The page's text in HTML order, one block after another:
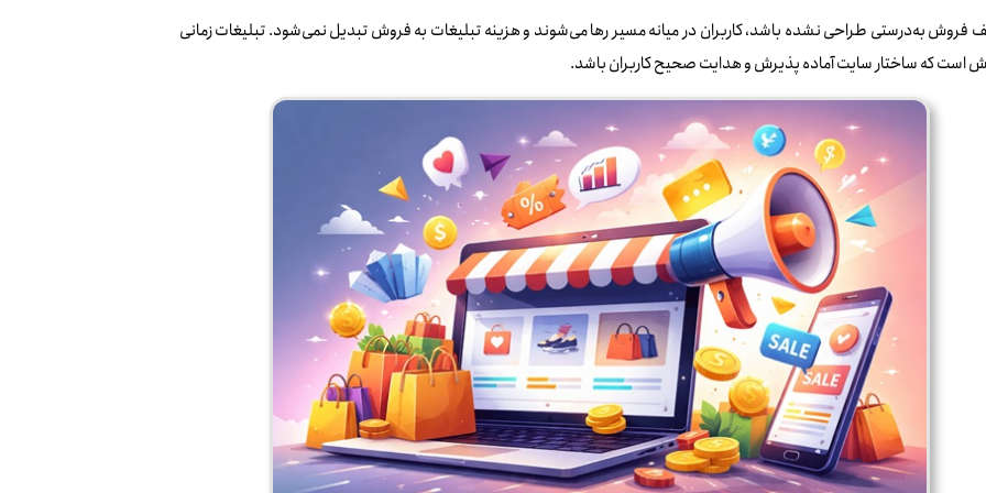
فروش به‌درستی طراحی نشده باشد، کاربران در میانه مسیر رها می‌شوند و هزینه تبلیغات به فروش تبدیل نمی‌شود. تبلیغات زمانی
است که ساختار سایت آماده پذیرش و هدایت صحیح کاربران باشد.